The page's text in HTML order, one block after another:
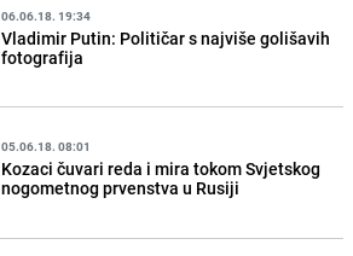
06.06.18. 19:34
Vladimir Putin: Političar s najviše golišavih
fotografija
05.06.18. 08:01
Kozaci čuvari reda i mira tokom Svjetskog
nogometnog prvenstva u Rusiji